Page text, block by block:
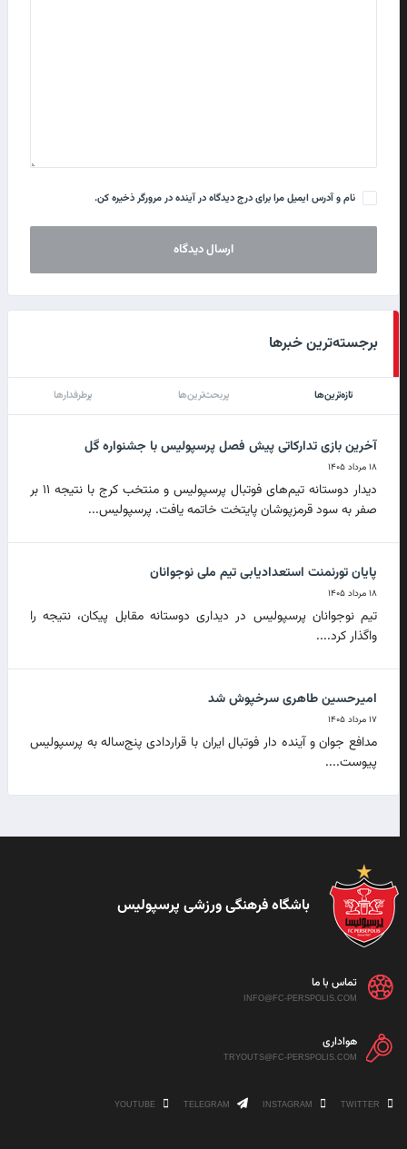
نام و آدرس ایمیل مرا برای درج دیدگاه در آینده در مرورگر ذخیره کن.
برجسته‌ترین خبرها
تازه‌ترین‌ها پربحث‌ترین‌ها پرطرفدارها
آخرین بازی تدارکاتی پیش فصل پرسپولیس با جشنواره گل
۱۸ مرداد ۱۴۰۵
دیدار دوستانه تیم‌های فوتبال پرسپولیس و منتخب کرج با نتیجه ۱۱ بر
صفر به سود قرمزپوشان پایتخت خاتمه یافت. پرسپولیس...
پایان تورنمنت استعدادیابی تیم ملی نوجوانان
۱۸ مرداد ۱۴۰۵
تیم نوجوانان پرسپولیس در دیداری دوستانه مقابل پیکان، نتیجه را
واگذار کرد....
امیرحسین طاهری سرخپوش شد
۱۷ مرداد ۱۴۰۵
مدافع جوان و آینده دار فوتبال ایران با قراردادی پنج‌ساله به پرسپولیس
پیوست....
باشگاه فرهنگی ورزشی پرسپولیس
تماس با ما
INFO@FC-PERSPOLIS.COM
هواداری
TRYOUTS@FC-PERSPOLIS.COM